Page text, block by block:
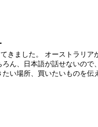
ら修学旅行にやっ
い場所、買いたいものを伝
の子供より大人びて見える
英語が話せてよかったな